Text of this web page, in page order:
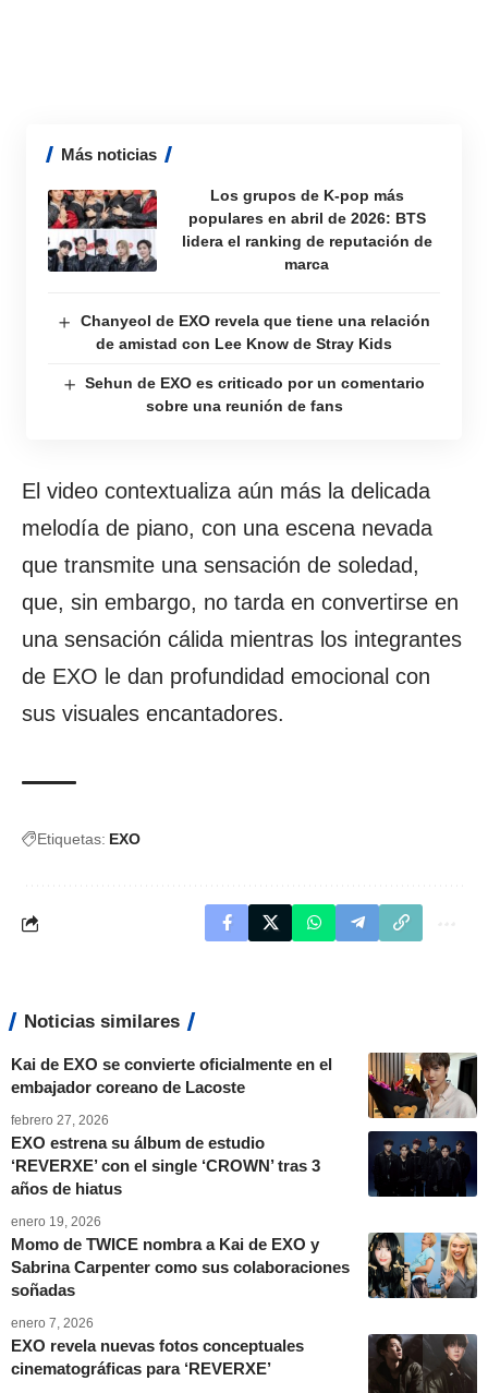
Más noticias
Los grupos de K-pop más
populares en abril de 2026: BTS
lidera el ranking de reputación de
marca
Chanyeol de EXO revela que tiene una relación
de amistad con Lee Know de Stray Kids
Sehun de EXO es criticado por un comentario
sobre una reunión de fans
El video contextualiza aún más la delicada
melodía de piano, con una escena nevada
que transmite una sensación de soledad,
que, sin embargo, no tarda en convertirse en
una sensación cálida mientras los integrantes
de EXO le dan profundidad emocional con
sus visuales encantadores.
Etiquetas: EXO
Noticias similares
Kai de EXO se convierte oficialmente en el
embajador coreano de Lacoste
febrero 27, 2026
EXO estrena su álbum de estudio
‘REVERXE’ con el single ‘CROWN’ tras 3
años de hiatus
enero 19, 2026
Momo de TWICE nombra a Kai de EXO y
Sabrina Carpenter como sus colaboraciones
soñadas
enero 7, 2026
EXO revela nuevas fotos conceptuales
cinematográficas para ‘REVERXE’